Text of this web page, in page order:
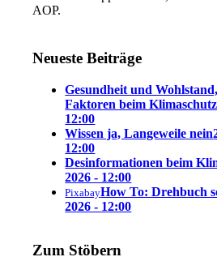
AOP.
Neueste Beiträge
Gesundheit und
Faktoren beim
12:00
Wissen ja, Langeweile nein
12:00
Desinformationen beim
2026 - 12:00
PixabayHow To: Drehbuch
2026 - 12:00
Zum Stöbern